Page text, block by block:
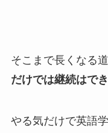
そこまで長くなる
だけでは継続はで
やる気だけで英語